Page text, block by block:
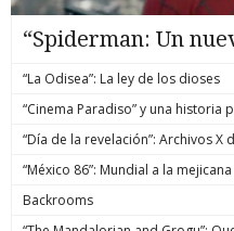
“Spiderman: Un
“La Odisea”: La ley de los dioses
“Cinema Paradiso” y una historia
“Día de la revelación”: Archivos X
“México 86”: Mundial a la mejicana
Backrooms